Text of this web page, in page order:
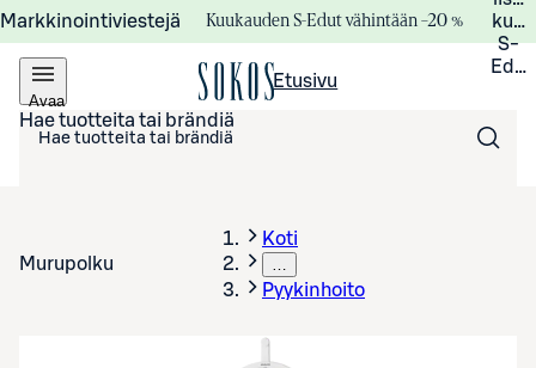
Markkinointiviestejä Kuukauden S-Edut vähintään –20 %
S-
Avaa
valikko
Etusivu
Hae tuotteita tai brändiä
Murupolku
Koti
…
Pyykinhoito